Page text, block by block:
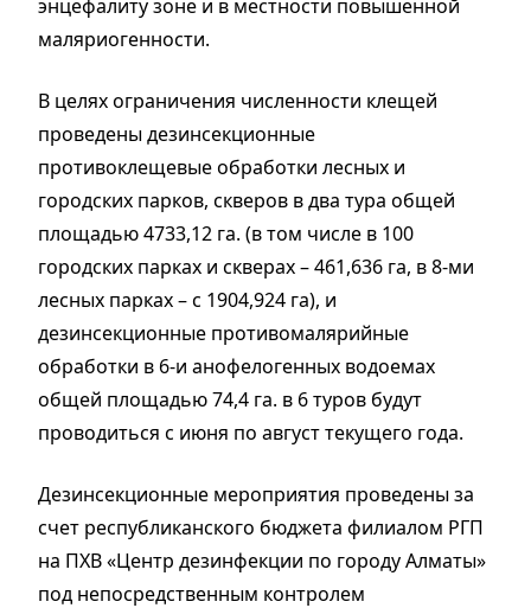
энцефалиту зоне и в местности повышенной
маляриогенности.
В целях ограничения численности клещей
проведены дезинсекционные
противоклещевые обработки лесных и
городских парков, скверов в два тура общей
площадью 4733,12 га. (в том числе в 100
городских парках и скверах – 461,636 га, в 8-ми
лесных парках – с 1904,924 га), и
дезинсекционные противомалярийные
обработки в 6-и анофелогенных водоемах
общей площадью 74,4 га. в 6 туров будут
проводиться с июня по август текущего года.
Дезинсекционные мероприятия проведены за
счет республиканского бюджета филиалом РГП
на ПХВ «Центр дезинфекции по городу Алматы»
под непосредственным контролем